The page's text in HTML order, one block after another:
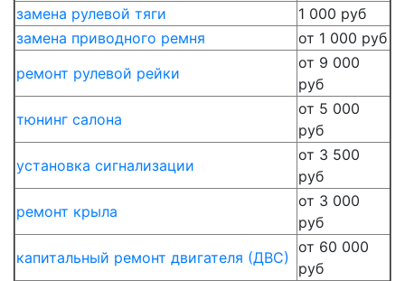
замена рулевой тяги
1 000 руб
замена приводного ремня
от 1 000 руб
ремонт рулевой рейки
от 9 000
руб
тюнинг салона
от 5 000
руб
установка сигнализации
от 3 500
руб
ремонт крыла
от 3 000
руб
капитальный ремонт двигателя (ДВС)
от 60 000
руб